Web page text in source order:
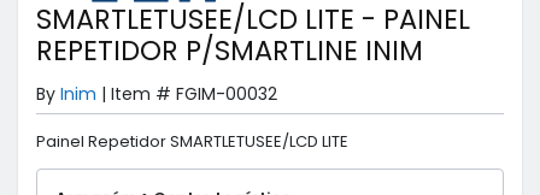
SMARTLETUSEE/LCD LITE - PAINEL
REPETIDOR P/SMARTLINE INIM
By Inim | Item # FGIM-00032
Painel Repetidor SMARTLETUSEE/LCD LITE